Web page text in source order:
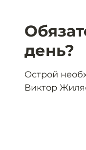
день?
Острой
Виктор